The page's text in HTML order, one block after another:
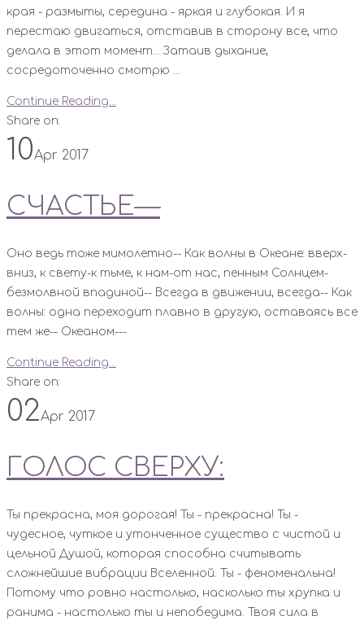
края - размыты, середина - яркая и глубокая. И я
перестаю двигаться, отставив в сторону все, что
делала в этот момент... Затаив дыхание,
сосредоточенно смотрю ...
Continue Reading...
Share on:
10Apr 2017
СЧАСТЬЕ—
Оно ведь тоже мимолетно-- Как волны в Океане: вверх-
вниз, к свету-к тьме, к нам-от нас, пенным Солнцем-
безмолвной впадиной-- Всегда в движении, всегда-- Как
волны: одна переходит плавно в другую, оставаясь все
тем же-- Океаном---
Continue Reading...
Share on:
02Apr 2017
ГОЛОС СВЕРХУ:
Ты прекрасна, моя дорогая! Ты - прекрасна! Ты -
чудесное, чуткое и утонченное существо с чистой и
цельной Душой, которая способна считывать
сложнейшие вибрации Вселенной. Ты - феноменальна!
Потому что ровно настолько, насколько ты хрупка и
ранима - настолько ты и непобедима. Твоя сила в